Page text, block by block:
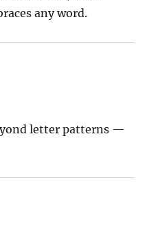
any word.
letter patterns —